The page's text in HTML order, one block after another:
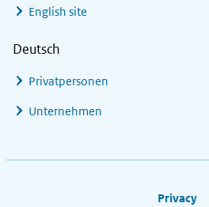
English site
Deutsch
Privatpersonen
Unternehmen
Privacy